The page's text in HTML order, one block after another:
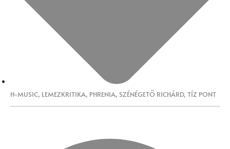
H-MUSIC, LEMEZKRITIKA, PHRENIA, SZÉNÉGETŐ RICHÁRD, TÍZ PONT